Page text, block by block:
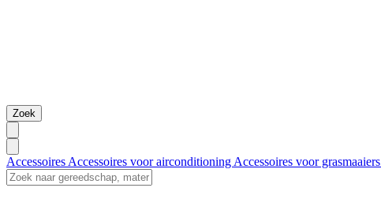
Zoek
Accessoires Accessoires voor airconditioning Accessoires voor grasmaaiers